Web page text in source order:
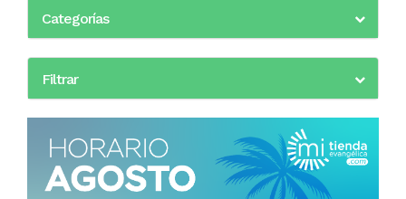
Categorías
Filtrar